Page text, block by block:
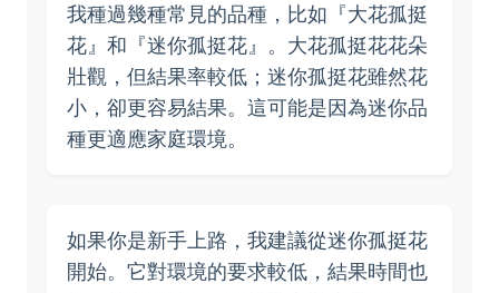
我種過幾種常見的品種，比如『大花孤挺
花』和『迷你孤挺花』。大花孤挺花花朵
壯觀，但結果率較低；迷你孤挺花雖然花
小，卻更容易結果。這可能是因為迷你品
種更適應家庭環境。
如果你是新手上路，我建議從迷你孤挺花
開始。它對環境的要求較低，結果時間也